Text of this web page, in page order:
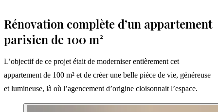
Rénovation complète d’un appartement
parisien de 100 m²
L’objectif de ce projet était de moderniser entièrement cet
appartement de 100 m² et de créer une belle pièce de vie, généreuse
et lumineuse, là où l’agencement d’origine cloisonnait l’espace.